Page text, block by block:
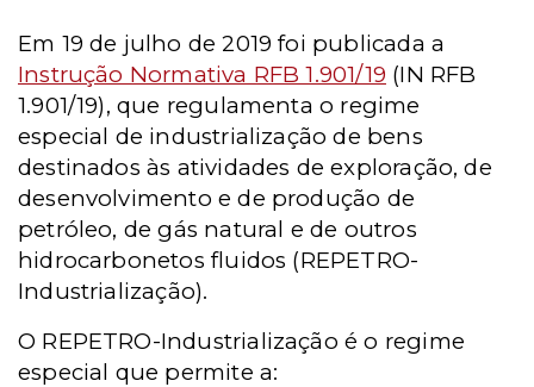
Em 19 de julho de 2019 foi publicada a
Instrução Normativa RFB 1.901/19 (IN RFB
1.901/19), que regulamenta o regime
especial de industrialização de bens
destinados às atividades de exploração, de
desenvolvimento e de produção de
petróleo, de gás natural e de outros
hidrocarbonetos fluidos (REPETRO-
Industrialização).
O REPETRO-Industrialização é o regime
especial que permite a: